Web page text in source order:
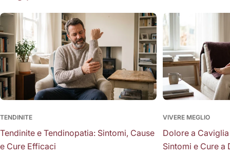
TENDINITE
Tendinite e Tendinopatia: Sintomi, Cause
e Cure Efficaci
VIVERE MEGLIO
Dolore a
Sintomi e Cure a